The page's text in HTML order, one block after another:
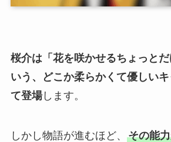
桜介は「花を咲かせるちょっと
いう、どこか柔らかくて優しい
て登場します。
しかし物語が進むほど、 その能